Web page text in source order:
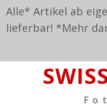
Alle* Artikel ab
lieferbar! *Mehr
S W I S S
F o